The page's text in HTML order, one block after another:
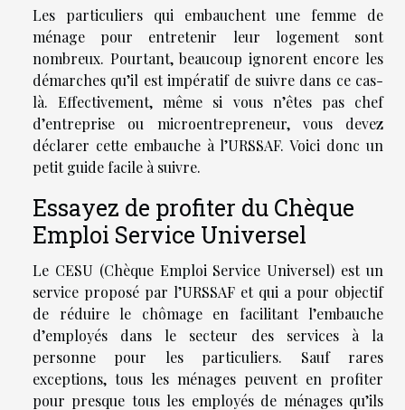
Les particuliers qui embauchent une femme de
ménage pour entretenir leur logement sont
nombreux. Pourtant, beaucoup ignorent encore les
démarches qu’il est impératif de suivre dans ce cas-
là. Effectivement, même si vous n’êtes pas chef
d’entreprise ou microentrepreneur, vous devez
déclarer cette embauche à l’URSSAF. Voici donc un
petit guide facile à suivre.
Essayez de profiter du Chèque
Emploi Service Universel
Le CESU (Chèque Emploi Service Universel) est un
service proposé par l’URSSAF et qui a pour objectif
de réduire le chômage en facilitant l’embauche
d’employés dans le secteur des services à la
personne pour les particuliers. Sauf rares
exceptions, tous les ménages peuvent en profiter
pour presque tous les employés de ménages qu’ils